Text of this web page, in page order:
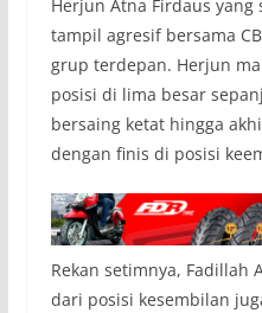
Herjun Atna Firdaus
tampil agresif bersama
grup terdepan. Herjun
posisi di lima besar
bersaing ketat hingga
dengan finis di posisi
Rekan setimnya, Fadillah
dari posisi kesembilan